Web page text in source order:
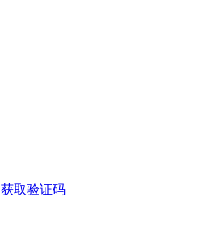
获取验证码